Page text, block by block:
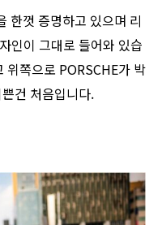
한껏 증명하고 있으며 리
인이 그대로 들어와 있습
위쪽으로 PORSCHE가 박
건 처음입니다.